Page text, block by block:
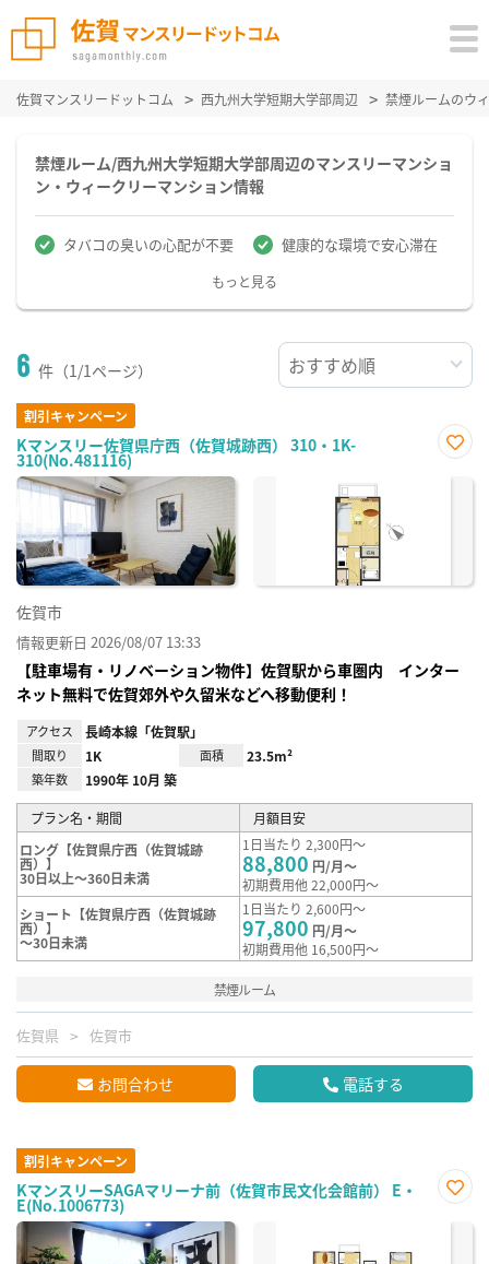
佐賀マンスリードットコム 西九州大学短期大学部周辺 禁煙ルームのウ
禁煙ルーム/西九州大学短期大学部周辺のマンスリーマンショ
ン・ウィークリーマンション情報
タバコの臭いの心配が不要 健康的な環境で安心滞在
もっと見る
6 件（1/1ページ）
割引キャンペーン
Kマンスリー佐賀県庁西（佐賀城跡西） 310・1K-
310(No.481116)
に入
佐賀市
情報更新日 2026/08/07 13:33
【駐車場有・リノベーション物件】佐賀駅から車圏内 インター
ネット無料で佐賀郊外や久留米などへ移動便利！
アクセス 長崎本線「佐賀駅」
間取り 1K 面積 23.5m²
築年数 1990年 10月 築
プラン名・期間
月額目安
ロング【佐賀県庁西（佐賀城跡
西）】
30日以上～360日未満
1日当たり 2,300円～
88,800 円/月～
初期費用他 22,000円～
ショート【佐賀県庁西（佐賀城跡
西）】
～30日未満
1日当たり 2,600円～
97,800 円/月～
初期費用他 16,500円～
禁煙ルーム
佐賀県 佐賀市
お問合わせ 電話する
割引キャンペーン
KマンスリーSAGAマリーナ前（佐賀市民文化会館前） E・
E(No.1006773)
に入